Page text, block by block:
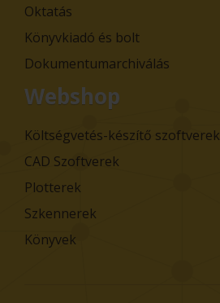
Oktatás
Könyvkiadó és bolt
Dokumentumarchiválás
Webshop
Költségvetés-készítő szoftverek
CAD Szoftverek
Plotterek
Szkennerek
Könyvek